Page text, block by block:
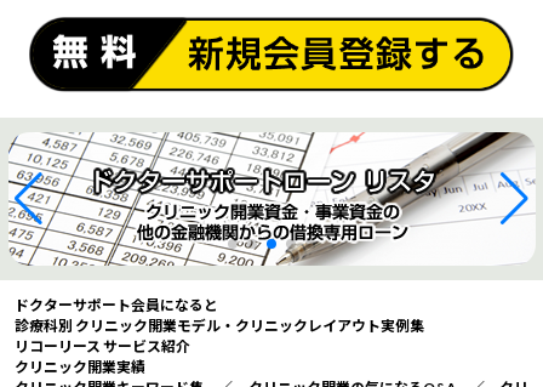
ドクターサポート会員になると
診療科別 クリニック開業モデル・クリニックレイアウト実例集
リコーリース サービス紹介
クリニック開業実績